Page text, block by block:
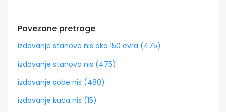
Povezane pretrage
izdavanje stanova nis oko 150 evra (475)
izdavanje stanova nis (475)
izdavanje sobe nis (480)
izdavanje kuca nis (15)